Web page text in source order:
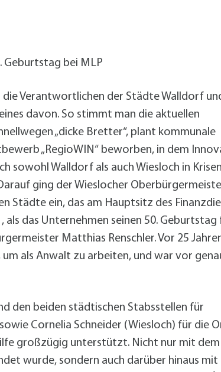
Geburtstag bei MLP
Verantwortlichen der Städte Walldorf
davon. So stimmt man die aktuellen
„dicke Bretter“, plant kommunale
„RegioWIN“ beworben, in dem
sowohl Walldorf als auch Wiesloch in
ging der Wieslocher
Städte ein, das am Hauptsitz des
das Unternehmen seinen 50. Geburtstag
Matthias Renschler. Vor 25
als Anwalt zu arbeiten, und war vor
den beiden städtischen Stabsstellen für
Cornelia Schneider (Wiesloch) für die
großzügig unterstützt. Nicht nur mit
wurde, sondern auch darüber hinaus